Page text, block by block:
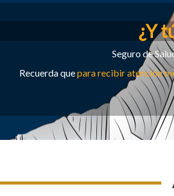
¿Y
Seguro de
Recuerda quepara recibir atención